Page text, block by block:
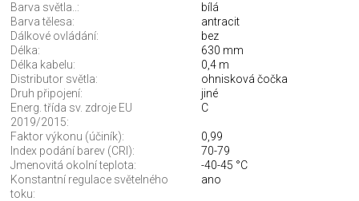
Barva světla..:
bílá
Barva tělesa:
antracit
Dálkové ovládání:
bez
Délka:
630 mm
Délka kabelu:
0,4 m
Distributor světla:
ohnisková čočka
Druh připojení:
jiné
Energ. třída sv. zdroje EU
2019/2015:
C
Faktor výkonu (účiník):
0,99
Index podání barev (CRI):
70-79
Jmenovitá okolní teplota:
-40-45 °C
Konstantní regulace světelného
toku:
ano